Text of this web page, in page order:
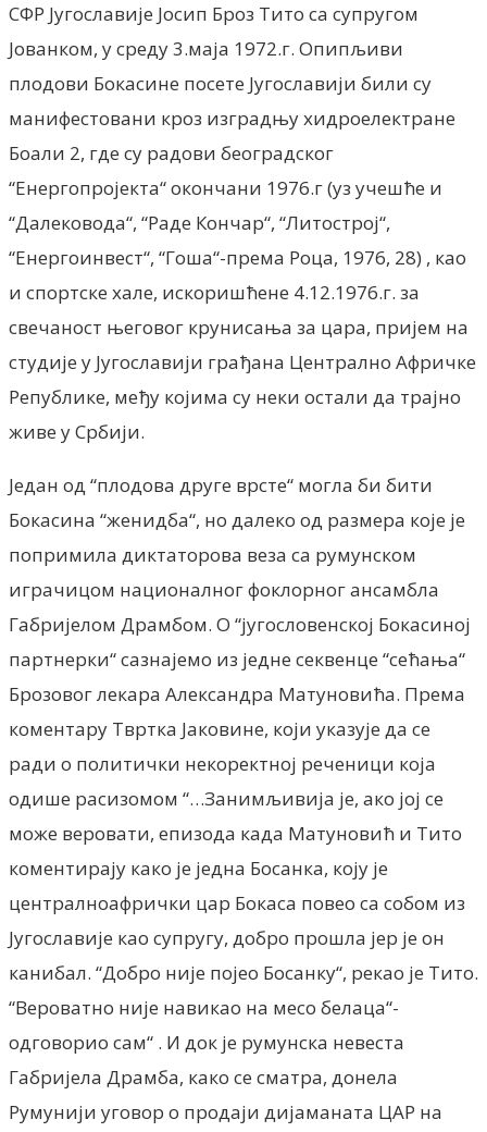
СФР Југославије Јосип Броз Тито са супругом
Јованком, у среду 3.маја 1972.г. Опипљиви
плодови Бокасине посете Југославији били су
манифестовани кроз изградњу хидроелектране
Боали 2, где су радови београдског
“Енергопројекта“ окончани 1976.г (уз учешће и
“Далековода“, “Раде Кончар“, “Литострој“,
“Енергоинвест“, “Гоша“-према Роца, 1976, 28) , као
и спортске хале, искоришћене 4.12.1976.г. за
свечаност његовог крунисања за цара, пријем на
студије у Југославији грађана Централно Афричке
Републике, међу којима су неки остали да трајно
живе у Србији.
Један од “плодова друге врсте“ могла би бити
Бокасина “женидба“, но далеко од размера које је
попримила диктаторова веза са румунском
играчицом националног фоклорног ансамбла
Габријелом Драмбом. О “југословенској Бокасиној
партнерки“ сазнајемо из једне секвенце “сећања“
Брозовог лекара Александра Матуновића. Према
коментару Твртка Јаковине, који указује да се
ради о политички некоректној реченици која
одише расизомом “…Занимљивија је, ако јој се
може веровати, епизода када Матуновић и Тито
коментирају како је једна Босанка, коју је
централноафрички цар Бокаса повео са собом из
Југославије као супругу, добро прошла јер је он
канибал. “Добро није појео Босанку“, рекао је Тито.
“Вероватно није навикао на месо белаца“-
одговорио сам“ . И док је румунска невеста
Габријела Драмба, како се сматра, донела
Румунији уговор о продаји дијаманата ЦАР на